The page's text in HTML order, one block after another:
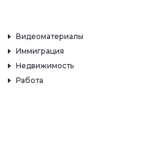
Видеоматериалы
Иммиграция
Недвижимость
Работа